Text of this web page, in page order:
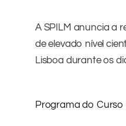
A SPILM anuncia a
de elevado nível
Lisboa durante os
Programa do Curso